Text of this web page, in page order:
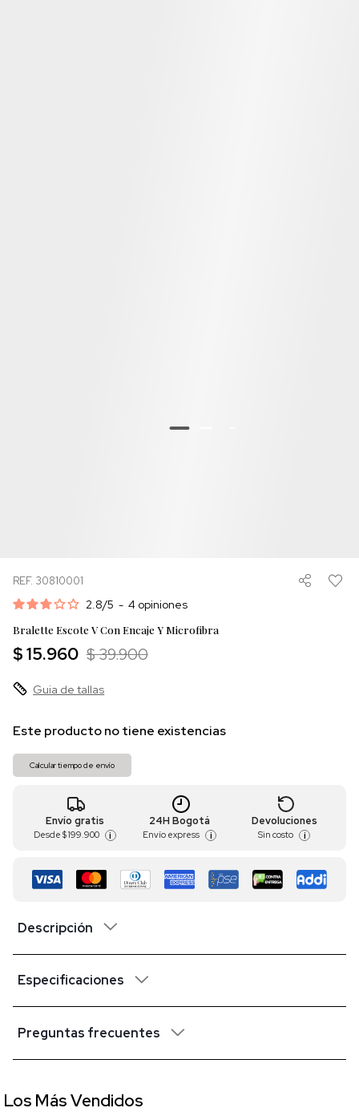
REF. 30810001
2.8/5 - 4 opiniones
Bralette Escote V Con Encaje Y Microfibra
$ 15.960 $ 39.900
Guia de tallas
Este producto no tiene existencias
Calcular tiempo de envío
Envío gratis
Desde $ 199.900 i
24H Bogotá
Envío express i
Devoluciones
Sin costo i
Descripción
Especificaciones
Preguntas frecuentes
Los Más Vendidos